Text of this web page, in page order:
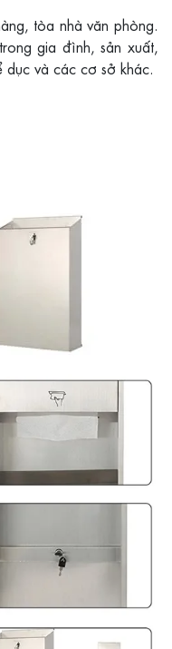
tòa nhà văn phòng.
gia đình, sản xuất,
dục và các cơ sở khác.